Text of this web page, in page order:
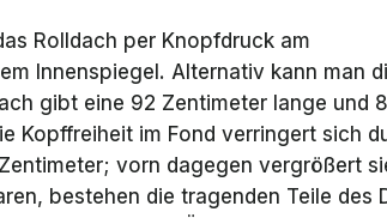
Rolldach per Knopfdruck am
Innenspiegel. Alternativ kann man
gibt eine 92 Zentimeter lange und
Kopffreiheit im Fond verringert sich
vorn dagegen vergrößert
bestehen die tragenden Teile des